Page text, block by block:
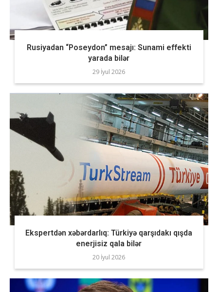
Rusiyadan “Poseydon” mesajı: Sunami effekti
yarada bilər
29 İyul 2026
Ekspertdən xəbərdarlıq: Türkiyə qarşıdakı qışda
enerjisiz qala bilər
20 İyul 2026